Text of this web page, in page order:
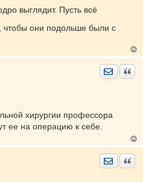
выглядит. Пусть всё
чтобы они подольше были с
хирургии профессора
ее на операцию к себе.